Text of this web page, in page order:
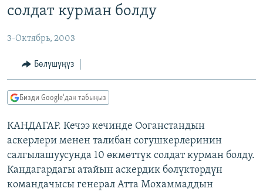
МАДАНИЯТ
ТВ ПРОГРАММАЛАР
БҮГҮН АЗАТТЫКТА
ДАНИСТЕ
АЗАТТЫК+
ПОДКАСТ
ОНЛАЙН ШЕРИНЕ
солдат курман болду
3-Октябрь, 2003
Бөлүшүңүз
Бизди Google'дан табыңыз
КАНДАГАР. Кечээ кечинде Ооганстандын
аскерлери менен талибан согушкерлеринин
салгылашуусунда 10 өкмөттүк солдат курман болду.
Кандагардагы атайын аскердик бөлүктөрдүн
командачысы генерал Атта Мохаммаддын